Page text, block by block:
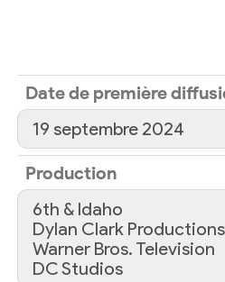
Date de première
19 septembre 2024
Production
6th & Idaho
Dylan Clark Productions
Warner Bros. Television
DC Studios